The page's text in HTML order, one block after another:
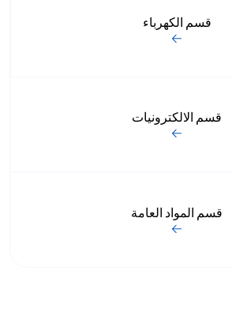
قسم الكهرباء
قسم الالكترونيات
قسم المواد العامة